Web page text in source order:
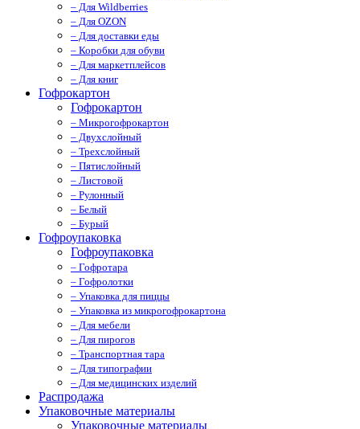
– Для Wildberries
– Для OZON
– Для доставки еды
– Коробки для обуви
– Для маркетплейсов
– Для книг
Гофрокартон
Гофрокартон
– Микрогофрокартон
– Двухслойный
– Трехслойный
– Пятислойный
– Листовой
– Рулонный
– Белый
– Бурый
Гофроупаковка
Гофроупаковка
– Гофротара
– Гофролотки
– Упаковка для пиццы
– Упаковка из микрогофрокартона
– Для мебели
– Для пирогов
– Транспортная тара
– Для типографии
– Для медицинских изделий
Распродажа
Упаковочные материалы
Упаковочные материалы